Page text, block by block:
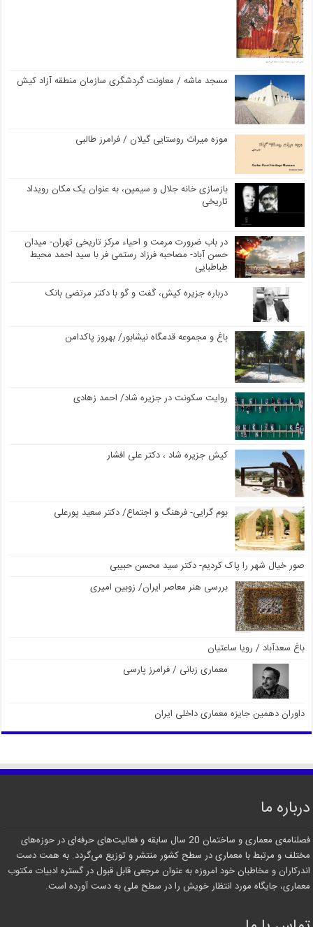
مسجد ماشه / معاونت گردشگری سازمان منطقه آزاد کیش
موزه میراث روستایی گیلان / فرامرز طالبی
بازسازی خانه جلال و سیمین، به عنوان یک مکان رویداد
تاریخی
در باب ضرورت مرمت و احیاء مرکز تاریخی تهران- میدان
حسن آباد- مصاحبه فرزاد رستمی فر با سید احمد محیط
طباطبایی
درباره جزیره کیش، گفت و گو با دکتر مرتضی بانک
باغ و مجموعه قدمگاه نیشابور/ بهروز پاکدامن
روایت سکونت در جزیره شاد/ احمد زهادی
کیش جزیره شاد ، دکتر علی افشار
بوم گرایی- فرهنگ و اجتماع/ دکتر سعید پورعلی
صور خیال شهر را پاک کردیم- دکتر سید محسن حبیبی
بررسی هنر معاصر ایران/ زوبین امیری
باغ سعدآباد / رویا ساعتیان
معماری زبانی / فرامرز پارسی
داوران دهمین جایزه معماری داخلی ایران
درباره ما
فصلنامه‌ی معماری و ساختمان 20 سال سابقه و فعالیت‌های حرفه‌ای در حوزه‌های
مختلف و مرتبط با معماری در سطح کشور منتشر و توزیع می‌گردد. به همت دست
اندرکاران و مخاطبان خود امروزه به عنوان مرجعی قابل قبول در گستره ادبیات مکتوب
معماری، جایگاه مورد انتظار خویش را در سطح ملی به دست آورده است.